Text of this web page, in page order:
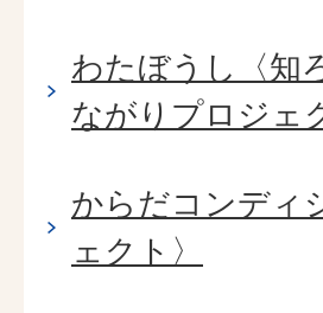
わたぼうし〈知
ながりプロジェ
からだコンディ
ェクト〉